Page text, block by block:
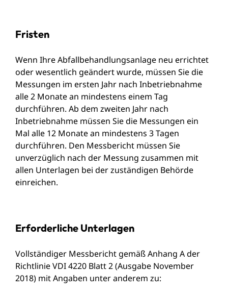
Fristen
Wenn Ihre Abfallbehandlungsanlage neu errichtet
oder wesentlich geändert wurde, müssen Sie die
Messungen im ersten Jahr nach Inbetriebnahme
alle 2 Monate an mindestens einem Tag
durchführen. Ab dem zweiten Jahr nach
Inbetriebnahme müssen Sie die Messungen ein
Mal alle 12 Monate an mindestens 3 Tagen
durchführen. Den Messbericht müssen Sie
unverzüglich nach der Messung zusammen mit
allen Unterlagen bei der zuständigen Behörde
einreichen.
Erforderliche Unterlagen
Vollständiger Messbericht gemäß Anhang A der
Richtlinie VDI 4220 Blatt 2 (Ausgabe November
2018) mit Angaben unter anderem zu: